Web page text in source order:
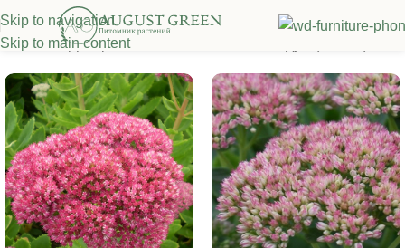
Skip to navigation
Skip to main content
Главная/Декоративные многолетники